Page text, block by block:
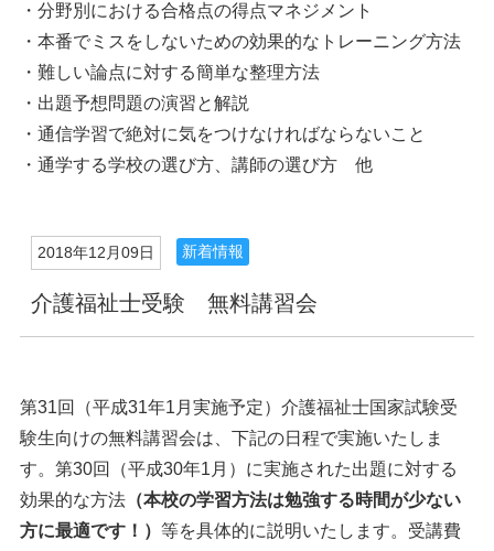
・分野別における合格点の得点マネジメント
・本番でミスをしないための効果的なトレーニング方法
・難しい論点に対する簡単な整理方法
・出題予想問題の演習と解説
・通信学習で絶対に気をつけなければならないこと
・通学する学校の選び方、講師の選び方 他
2018年12月09日 新着情報
介護福祉士受験 無料講習会
第31回（平成31年1月実施予定）介護福祉士国家試験受
験生向けの無料講習会は、下記の日程で実施いたしま
す。第30回（平成30年1月）に実施された出題に対する
効果的な方法（本校の学習方法は勉強する時間が少ない
方に最適です！） 等を具体的に説明いたします。受講費